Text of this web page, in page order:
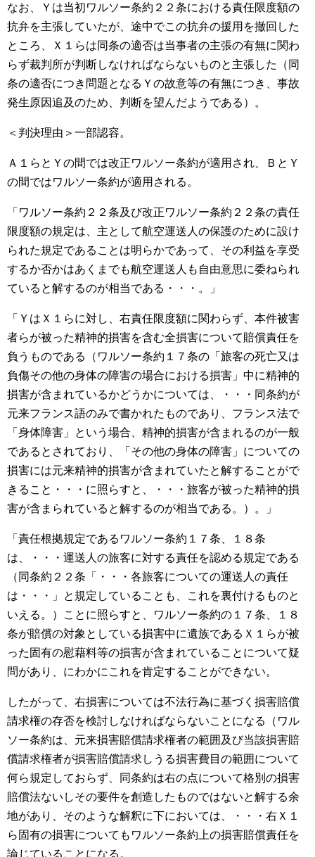
なお、Ｙは当初ワルソー条約２２条における責任限度額の
抗弁を主張していたが、途中でこの抗弁の援用を撤回した
ところ、Ｘ１らは同条の適否は当事者の主張の有無に関わ
らず裁判所が判断しなければならないものと主張した（同
条の適否につき問題となるＹの故意等の有無につき、事故
発生原因追及のため、判断を望んだようである）。
＜判決理由＞一部認容。
Ａ１らとＹの間では改正ワルソー条約が適用され、ＢとＹ
の間ではワルソー条約が適用される。
「ワルソー条約２２条及び改正ワルソー条約２２条の責任
限度額の規定は、主として航空運送人の保護のために設け
られた規定であることは明らかであって、その利益を享受
するか否かはあくまでも航空運送人も自由意思に委ねられ
ていると解するのが相当である・・・。」
「ＹはＸ１らに対し、右責任限度額に関わらず、本件被害
者らが被った精神的損害を含む全損害について賠償責任を
負うものである（ワルソー条約１７条の「旅客の死亡又は
負傷その他の身体の障害の場合における損害」中に精神的
損害が含まれているかどうかについては、・・・同条約が
元来フランス語のみで書かれたものであり、フランス法で
「身体障害」という場合、精神的損害が含まれるのが一般
であるとされており、「その他の身体の障害」についての
損害には元来精神的損害が含まれていたと解することがで
きること・・・に照らすと、・・・旅客が被った精神的損
害が含まられていると解するのが相当である。）。」
「責任根拠規定であるワルソー条約１７条、１８条
は、・・・運送人の旅客に対する責任を認める規定である
（同条約２２条「・・・各旅客についての運送人の責任
は・・・」と規定していることも、これを裏付けるものと
いえる。）ことに照らすと、ワルソー条約の１７条、１８
条が賠償の対象としている損害中に遺族であるＸ１らが被
った固有の慰藉料等の損害が含まれていることについて疑
問があり、にわかにこれを肯定することができない。
したがって、右損害については不法行為に基づく損害賠償
請求権の存否を検討しなければならないことになる（ワル
ソー条約は、元来損害賠償請求権者の範囲及び当該損害賠
償請求権者が損害賠償請求しうる損害費目の範囲について
何ら規定しておらず、同条約は右の点について格別の損害
賠償法ないしその要件を創造したものではないと解する余
地があり、そのような解釈に下においては、・・・右Ｘ１
ら固有の損害についてもワルソー条約上の損害賠償責任を
論じていることになる。